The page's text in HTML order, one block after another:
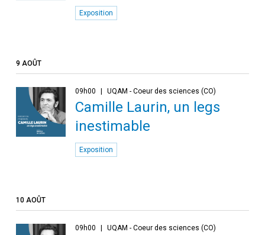
Exposition
9 AOÛT
09h00 UQAM - Coeur des sciences (CO)
Camille Laurin, un legs
inestimable
Exposition
10 AOÛT
09h00 UQAM - Coeur des sciences (CO)